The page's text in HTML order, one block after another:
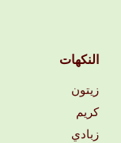
النكهات
زيتون
كريم
زبادي